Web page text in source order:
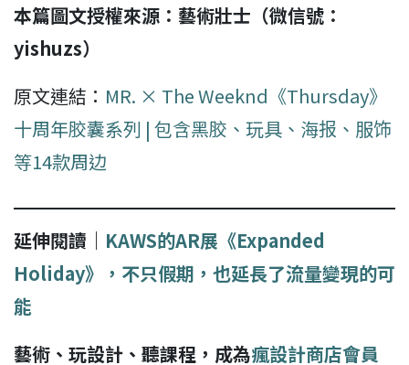
本篇圖文授權來源：藝術壯士（微信號：
yishuzs）
原文連結： MR. × The Weeknd《Thursday》
十周年胶囊系列 | 包含黑胶、玩具、海报、服饰
等14款周边
延伸閱讀｜ KAWS的AR展《Expanded
Holiday》，不只假期，也延長了流量變現的可
能
藝術、玩設計、聽課程，成為瘋設計商店會員